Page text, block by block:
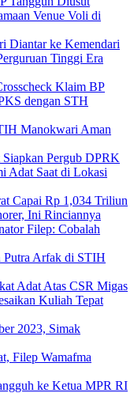
Venue Voli di
Diantar ke Kemendari
Tinggi Era
Klaim BP
dengan STH
Manokwari Aman
Siapkan Pergub DPRK
Adat Saat di Lokasi
Capai Rp 1,034 Triliun
Ini Rinciannya
Filep: Cobalah
Putra Arfak di STIH
Adat Atas CSR Migas
Kuliah Tepat
2023, Simak
Filep Wamafma
ke Ketua MPR RI